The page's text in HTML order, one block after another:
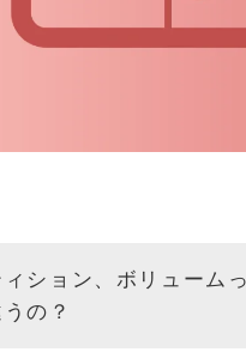
ション、ボリューム
の？